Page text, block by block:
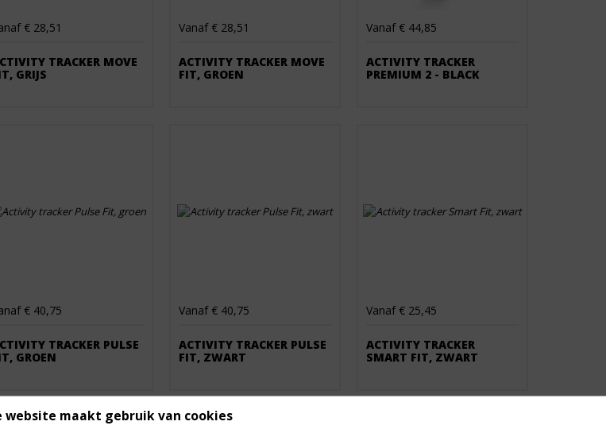
€ 28,51
TRACKER MOVE
GRIJS
Vanaf € 28,51
ACTIVITY TRACKER MOVE
FIT, GROEN
Vanaf € 44,85
ACTIVITY TRACKER
PREMIUM 2 - BLACK
€ 40,75
TRACKER PULSE
GROEN
Vanaf € 40,75
ACTIVITY TRACKER PULSE
FIT, ZWART
Vanaf € 25,45
ACTIVITY TRACKER
SMART FIT, ZWART
website maakt gebruik van cookies